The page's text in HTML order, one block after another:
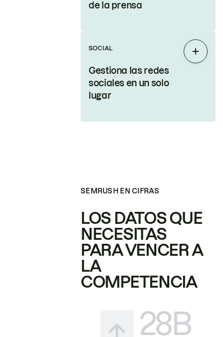
de la prensa
SOCIAL
Gestiona las redes
sociales en un solo
lugar
SEMRUSH EN CIFRAS
LOS DATOS QUE
NECESITAS
PARA VENCER A
LA
COMPETENCIA
28B